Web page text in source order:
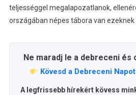
teljességgel megalapozatlanok,
országában népes tábora van ezeknek
Ne maradj le a debreceni
Kövesd a Debreceni
A legfrissebb hírekért kövess